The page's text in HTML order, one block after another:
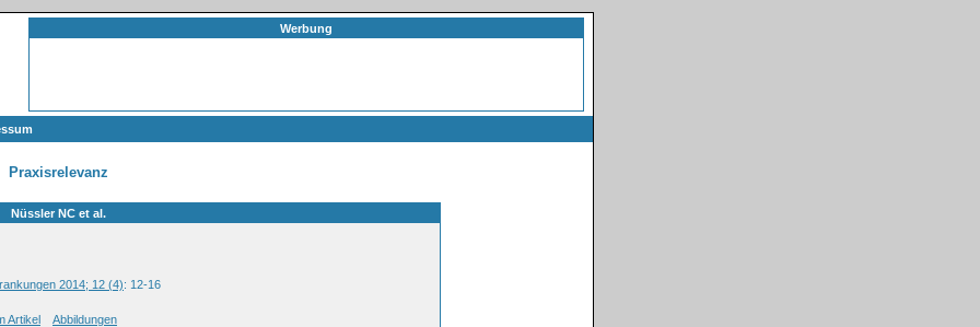
Werbung
Praxisrelevanz
Nüssler NC et al.
2014; 12 (4): 12-16
Artikel Abbildungen